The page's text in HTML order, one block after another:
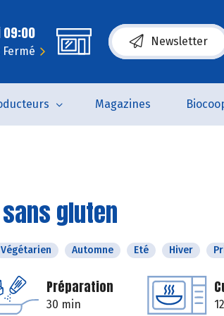
Newsletter
(s’ouvre dans une
Magazines
gluten
Végétarien Automne Eté Hiver
Préparation
30 min